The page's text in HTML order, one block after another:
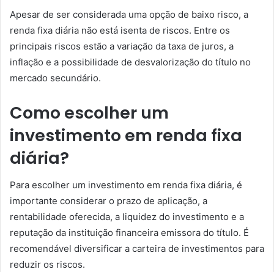
Apesar de ser considerada uma opção de baixo risco, a
renda fixa diária não está isenta de riscos. Entre os
principais riscos estão a variação da taxa de juros, a
inflação e a possibilidade de desvalorização do título no
mercado secundário.
Como escolher um
investimento em renda fixa
diária?
Para escolher um investimento em renda fixa diária, é
importante considerar o prazo de aplicação, a
rentabilidade oferecida, a liquidez do investimento e a
reputação da instituição financeira emissora do título. É
recomendável diversificar a carteira de investimentos para
reduzir os riscos.